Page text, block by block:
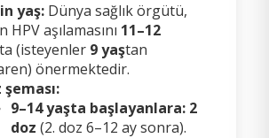
yaş:Dünya sağlık örgütü,
HPV aşılamasını 11–12
(isteyenler 9 yaştan
önermektedir.
şeması:
9–14 yaşta başlayanlara: 2
doz (2. doz 6–12 ay sonra).